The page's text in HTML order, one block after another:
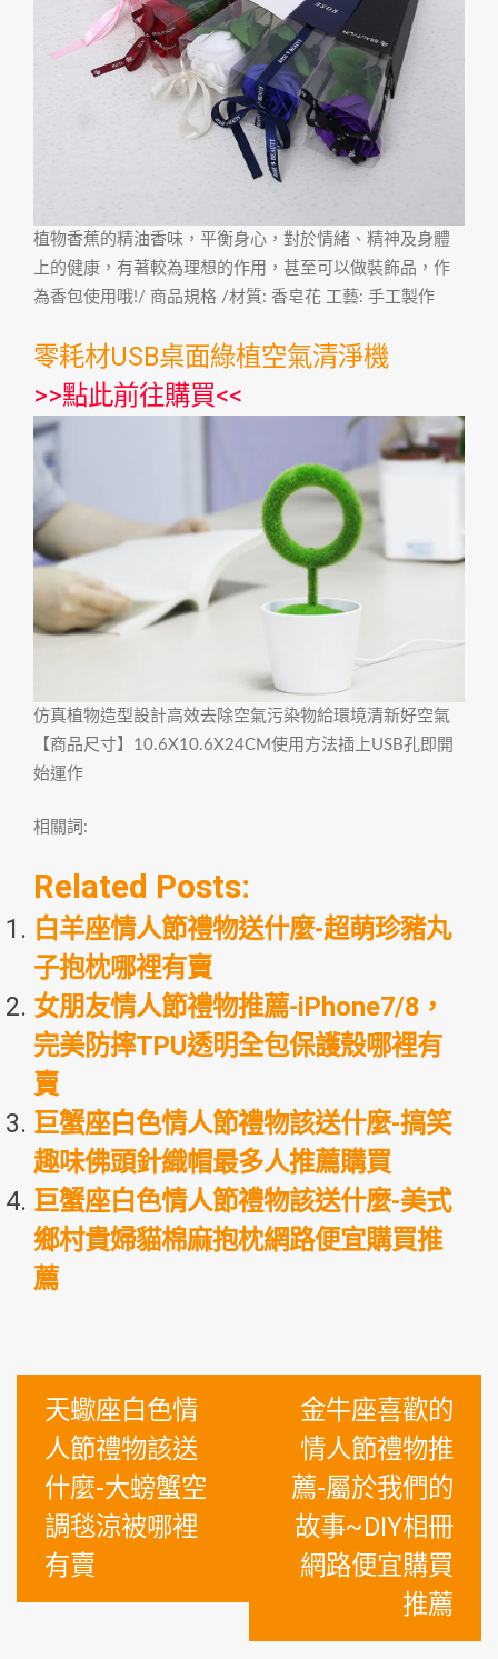
植物香蕉的精油香味，平衡身心，對於情緒、精神及身體
上的健康，有著較為理想的作用，甚至可以做裝飾品，作
為香包使用哦!/ 商品規格 /材質: 香皂花 工藝: 手工製作
零耗材USB桌面綠植空氣清淨機
>>點此前往購買<<
仿真植物造型設計高效去除空氣污染物給環境清新好空氣
【商品尺寸】10.6X10.6X24CM使用方法插上USB孔即開
始運作
相關詞:
Related Posts:
白羊座情人節禮物送什麼-超萌珍豬丸
子抱枕哪裡有賣
女朋友情人節禮物推薦-iPhone7/8，
完美防摔TPU透明全包保護殼哪裡有
賣
巨蟹座白色情人節禮物該送什麼-搞笑
趣味佛頭針織帽最多人推薦購買
巨蟹座白色情人節禮物該送什麼-美式
鄉村貴婦貓棉麻抱枕網路便宜購買推
薦
文
章
導
天蠍座白色情
人節禮物該送
什麼-大螃蟹空
調毯涼被哪裡
有賣
金牛座喜歡的
情人節禮物推
薦-屬於我們的
故事~DIY相冊
網路便宜購買
推薦